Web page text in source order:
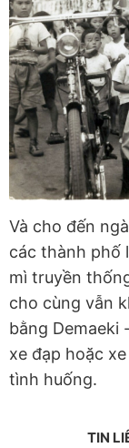
Và cho đến
các thành phố
mì truyền
cho cùng vẫn
bằng Demaeki
xe đạp hoặc
tình huống.
TIN